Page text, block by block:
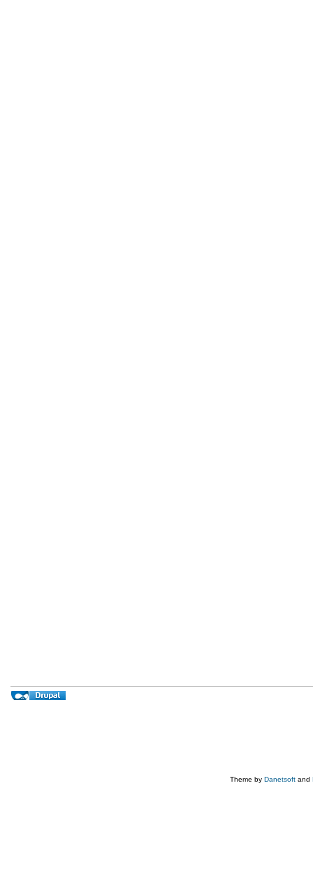
Theme by Danetsoft and